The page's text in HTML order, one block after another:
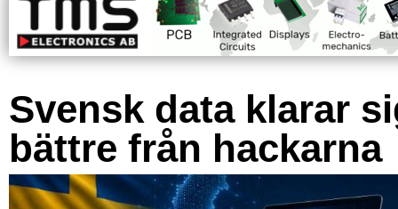
Svensk data klarar
bättre från hackarna